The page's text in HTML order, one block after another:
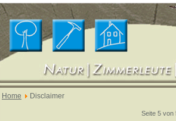
Home Disclaimer
Seite 5 von